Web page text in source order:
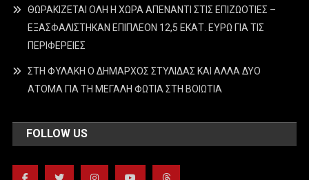
ΘΩΡΑΚΙΖΕΤΑΙ ΟΛΗ Η ΧΩΡΑ ΑΠΕΝΑΝΤΙ ΣΤΙΣ ΕΠΙΖΩΟΤΙΕΣ –
ΕΞΑΣΦΑΛΙΣΤΗΚΑΝ ΕΠΙΠΛΕΟΝ 12,5 ΕΚΑΤ. ΕΥΡΩ ΓΙΑ ΤΙΣ
ΠΕΡΙΦΕΡΕΙΕΣ
ΣΤΗ ΦΥΛΑΚΗ Ο ΔΗΜΑΡΧΟΣ ΣΤΥΛΙΔΑΣ ΚΑΙ ΑΛΛΑ ΔΥΟ
ΑΤΟΜΑ ΓΙΑ ΤΗ ΜΕΓΑΛΗ ΦΩΤΙΑ ΣΤΗ ΒΟΙΩΤΙΑ
FOLLOW US